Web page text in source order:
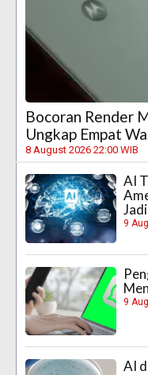
Bocoran Render
Ungkap Empat
8 August 2026 22:00 WIB
AI
9
9
AI